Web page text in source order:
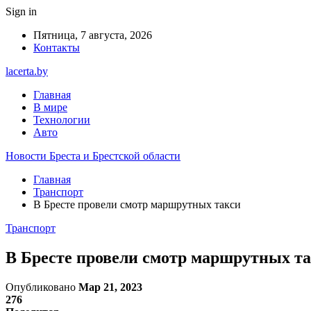
Sign in
Пятница, 7 августа, 2026
Контакты
lacerta.by
Главная
В мире
Технологии
Авто
Новости Бреста и Брестской области
Главная
Транспорт
В Бресте провели смотр маршрутных такси
Транспорт
В Бресте провели смотр маршрутных
Опубликовано Мар 21, 2023
276